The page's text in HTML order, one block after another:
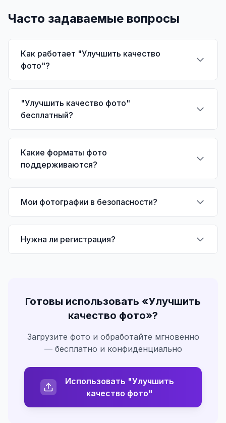
Часто задаваемые вопросы
Как работает "Улучшить качество
фото"?
"Улучшить качество фото"
бесплатный?
Какие форматы фото
поддерживаются?
Мои фотографии в безопасности?
Нужна ли регистрация?
Готовы использовать «Улучшить
качество фото»?
Загрузите фото и обработайте мгновенно
— бесплатно и конфиденциально
Использовать "Улучшить
качество фото"